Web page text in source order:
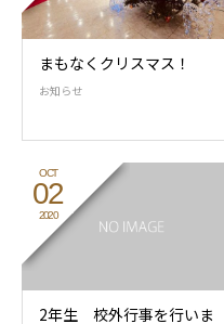
まもなくクリスマス！
お知らせ
OCT
02
2020
2年生 校外行事を行いま